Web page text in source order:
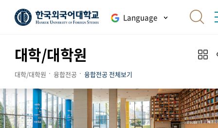
Language
대학/대학원
대학/대학원 융합전공 융합전공 전체보기